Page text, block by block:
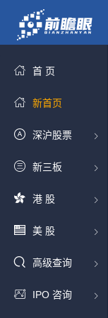
首 页
新首页
深沪股票
新三板
港 股
美 股
高级查询
IPO 咨询